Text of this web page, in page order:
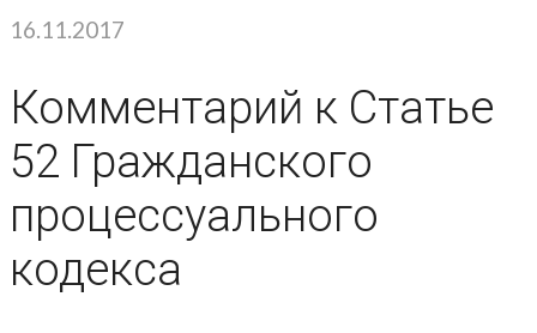
16.11.2017
Комментарий к Статье
52 Гражданского
процессуального
кодекса